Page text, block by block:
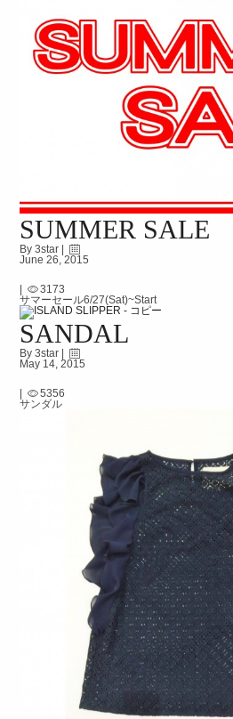
SUMMER SALE
By 3star |
June 26, 2015
3173
サマーセール6/27(Sat)~Start
SANDAL
By 3star |
May 14, 2015
5356
サンダル